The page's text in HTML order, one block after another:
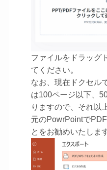
ファイルをドラッグ
てください。
なお、現在ドクセル
は100ページ以下、
りますので、それ以
元のPowrPointで
とをお勧めいたしま